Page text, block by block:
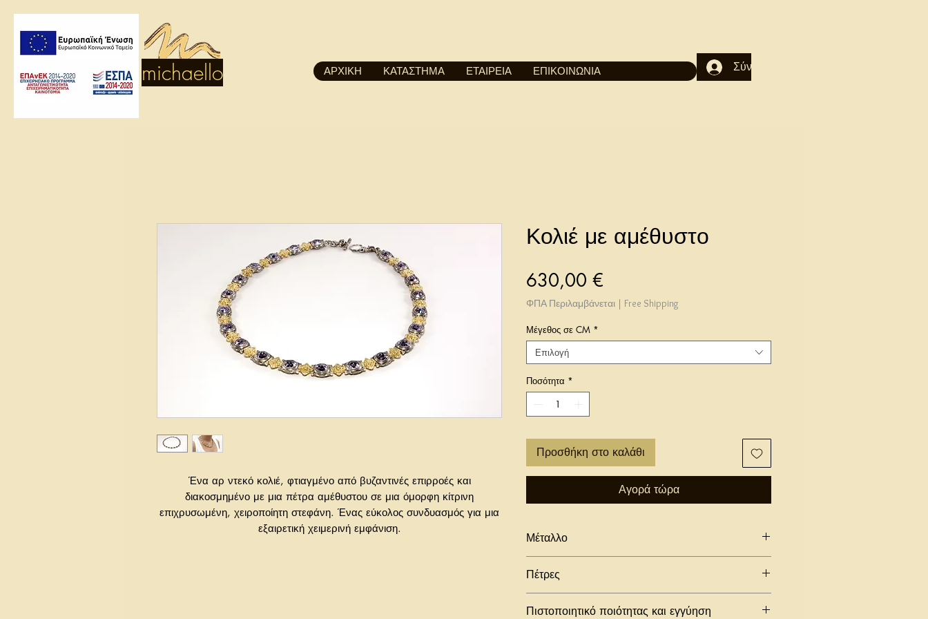
michaello ΑΡΧΙΚΗ ΚΑΤΑΣΤΗΜΑ ΕΤΑΙΡΕΙΑ ΕΠΙΚΟΙΝΩΝΙΑ Σύνδεση
Ένα αρ ντεκό κολιέ, φτιαγμένο από βυζαντινές επιρροές και
διακοσμημένο με μια πέτρα αμέθυστου σε μια όμορφη κίτρινη
επιχρυσωμένη, χειροποίητη στεφάνη. Ένας εύκολος συνδυασμός για μια
εξαιρετική χειμερινή εμφάνιση.
Κολιέ με αμέθυστο
630,00 €
ΦΠΑ Περιλαμβάνεται | Free Shipping
Μέγεθος σε CM *
Επιλογή
Ποσότητα *
Προσθήκη στο καλάθι
Αγορά τώρα
Μέταλλο
18Κ κίτρινα επιχρυσωμένα στοιχεία
Πέτρες
Πιστοποιητικό ποιότητας και εγγύηση